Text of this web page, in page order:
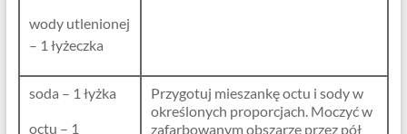
wody utlenionej
– 1 łyżeczka
soda – 1 łyżka
octu – 1
Przygotuj mieszankę octu i sody w
określonych proporcjach. Moczyć w
zafarbowanym obszarze przez pół